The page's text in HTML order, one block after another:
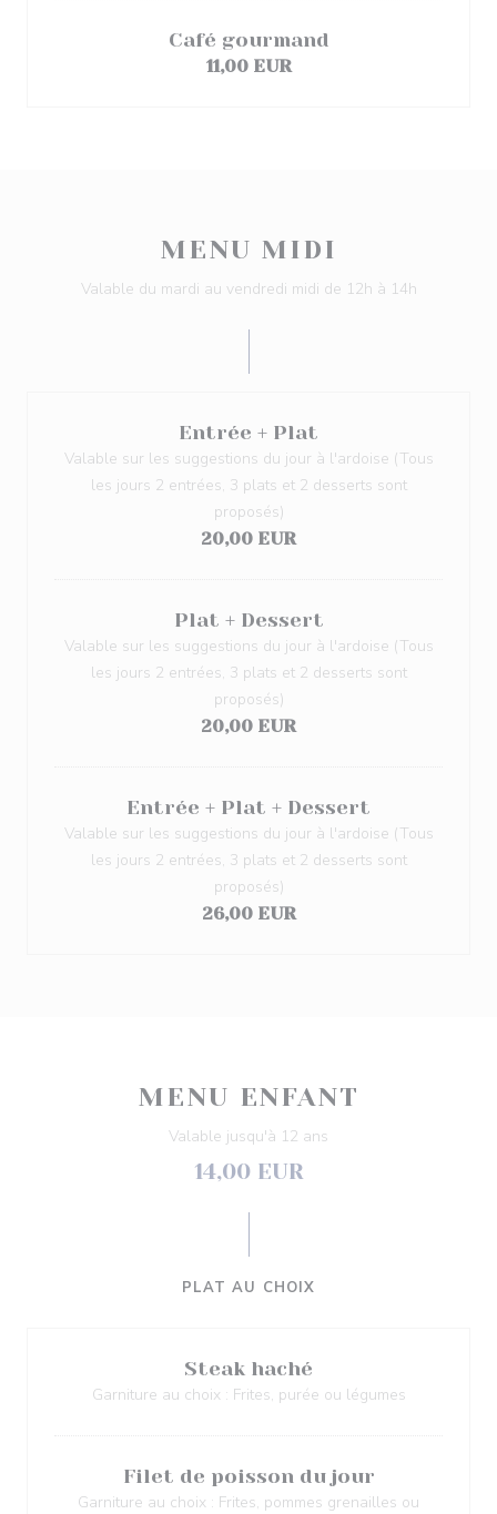
Café gourmand
11,00 EUR
MENU MIDI
Valable du mardi au vendredi midi de 12h à 14h
Entrée + Plat
Valable sur les suggestions du jour à l'ardoise (Tous
les jours 2 entrées, 3 plats et 2 desserts sont
proposés)
20,00 EUR
Plat + Dessert
Valable sur les suggestions du jour à l'ardoise (Tous
les jours 2 entrées, 3 plats et 2 desserts sont
proposés)
20,00 EUR
Entrée + Plat + Dessert
Valable sur les suggestions du jour à l'ardoise (Tous
les jours 2 entrées, 3 plats et 2 desserts sont
proposés)
26,00 EUR
MENU ENFANT
Valable jusqu'à 12 ans
14,00 EUR
PLAT AU CHOIX
Steak haché
Garniture au choix : Frites, purée ou légumes
Filet de poisson du jour
Garniture au choix : Frites, pommes grenailles ou